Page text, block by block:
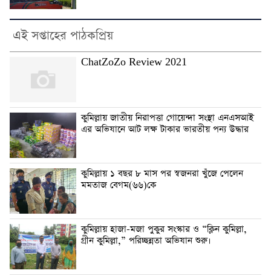
এই সপ্তাহের পাঠকপ্রিয়
ChatZoZo Review 2021
কুমিল্লায় জাতীয় নিরাপত্তা গোয়েন্দা সংস্থা এনএসআই
এর অভিযানে আট লক্ষ টাকার ভারতীয় পন্য উদ্ধার
কুমিল্লায় ১ বছর ৮ মাস পর স্বজনরা খুঁজে পেলেন
মমতাজ বেগম(৬৬)কে
কুমিল্লায় হাজা-মজা পুকুর সংস্কার ও “ক্লিন কুমিল্লা,
গ্রীন কুমিল্লা,” পরিচ্ছন্নতা অভিযান শুরু।